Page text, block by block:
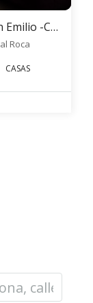
Casa en venta 3 dormitorios en Don Emilio -Casa Boketto- Gral. Roca
Roca
CASAS